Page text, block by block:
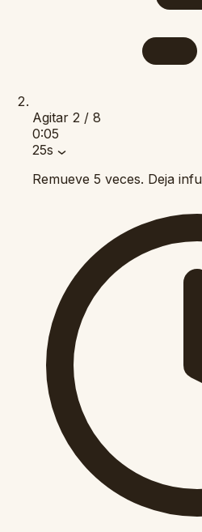
Agitar 2 / 8
0:05
25s
Remueve 5 veces. Deja